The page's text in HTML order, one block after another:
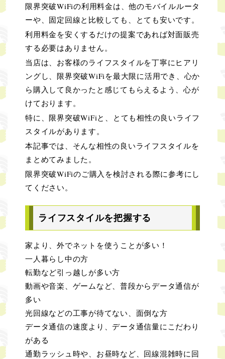
限界突破WiFiの利用料金は、他のモバイルルータ
ーや、固定回線と比較しても、とても安いです。
利用料金を安くするだけの提案であれば対面販売
する必要はありません。
当店は、お客様のライフスタイルを丁寧にヒアリ
ングし、限界突破WiFiを最大限に活用でき、心か
ら購入して良かったと感じてもらえるよう、心が
けております。
特に、限界突破WiFiと、とても相性の良いライフ
スタイルがあります。
本記事では、そんな相性の良いライフスタイルを
まとめてみました。
限界突破WiFiのご購入を検討される際に参考にし
てください。
ライフスタイルを把握する
家より、外でネットを使うことが多い！
一人暮らし中の方
転勤など引っ越しが多い方
動画や音楽、ゲームなど、普段からデータ通信が
多い
光回線などの工事が待てない、面倒な方
データ通信の速度より、データ通信量にこだわり
がある
通勤ラッシュ時や、お昼時など、回線混雑時に回